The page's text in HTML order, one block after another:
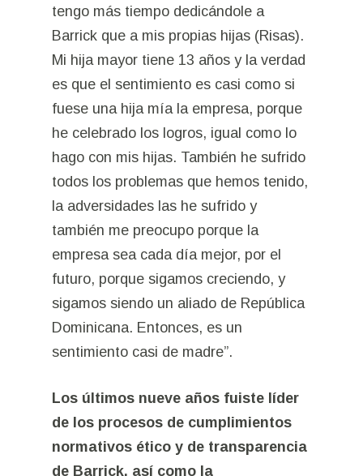
tengo más tiempo dedicándole a
Barrick que a mis propias hijas (Risas).
Mi hija mayor tiene 13 años y la verdad
es que el sentimiento es casi como si
fuese una hija mía la empresa, porque
he celebrado los logros, igual como lo
hago con mis hijas. También he sufrido
todos los problemas que hemos tenido,
la adversidades las he sufrido y
también me preocupo porque la
empresa sea cada día mejor, por el
futuro, porque sigamos creciendo, y
sigamos siendo un aliado de República
Dominicana. Entonces, es un
sentimiento casi de madre”.
Los últimos nueve años fuiste líder
de los procesos de cumplimientos
normativos ético y de transparencia
de Barrick, así como la